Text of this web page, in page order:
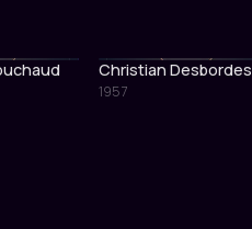
Christian Desbordes
1957